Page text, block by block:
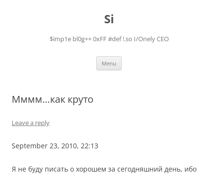
Si
$imp1e bl0g++ 0xFF #def !.so I/Onely CEO
Menu
Мммм…как круто
Leave a reply
September 23, 2010, 22:13
Я не буду писать о хорошем за сегодняшний день, ибо